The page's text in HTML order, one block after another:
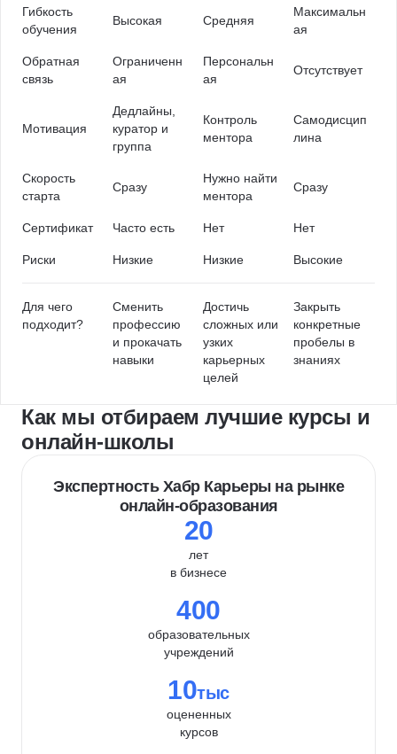
Гибкость
обучения
Высокая Средняя
Максимальн
ая
Обратная
связь
Ограниченн
ая
Персональн
ая
Отсутствует
Мотивация
Дедлайны,
куратор и
группа
Контроль
ментора
Самодисцип
лина
Скорость
старта
Сразу
Нужно найти
ментора
Сразу
Сертификат Часто есть Нет Нет
Риски Низкие Низкие Высокие
Для чего
подходит?
Сменить
профессию
и прокачать
навыки
Достичь
сложных или
узких
карьерных
целей
Закрыть
конкретные
пробелы в
знаниях
Как мы отбираем лучшие курсы и
онлайн-школы
Экспертность Хабр Карьеры на рынке
онлайн-образования
20
лет
в бизнесе
400
образовательных
учреждений
10тыс
оцененных
курсов